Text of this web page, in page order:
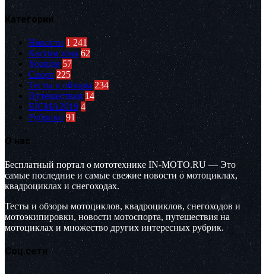
Категории
Новости 1 241
Кастом зона 62
Youtube 57
Спорт 225
Тесты и обзоры 234
Путешествия 14
EICMA2019 4
Рубрики 91
О нас
Бесплатный портал о мототехнике IN-MOTO.RU — Это
самые последние и самые свежие новости о мотоциклах,
квадроциклах и снегоходах.
Тесты и обзоры мотоциклов, квадроциклов, снегоходов и
мотоэкипировки, новости мотоспорта, путешествия на
мотоциклах и множество других интересных рубрик.
Соц.сети